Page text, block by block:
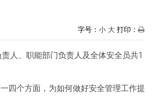
字号： 小 大 打印：
人、职能部门负责人及全体安全员共1
四个方面，为如何做好安全管理工作提